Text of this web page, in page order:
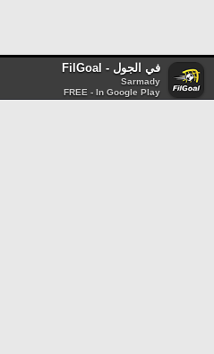
في الجول - FilGoal
Sarmady
FREE - In Google Play